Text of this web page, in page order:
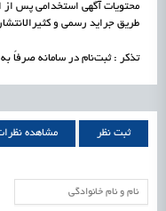
محتویات آگهی استخدامی پس
طریق جراید رسمی و
تذکر : ثبت‌نام در سامانه صرفاً
ثبت نظر مشاهده